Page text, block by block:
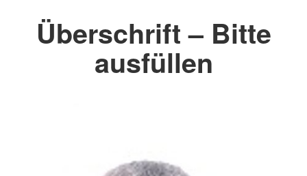
Überschrift – Bitte
ausfüllen